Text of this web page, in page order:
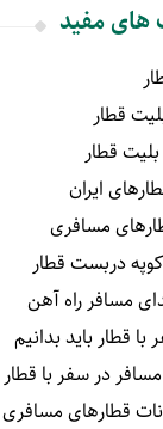
های مفید
قطار
قطار
ایران
مسافری
دربست قطار
قطار باید بدانیم
در سفر با قطار
قطارهای مسافری